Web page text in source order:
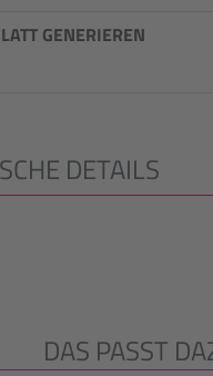
GENERIEREN
DETAILS
überspringen
DAS PASST